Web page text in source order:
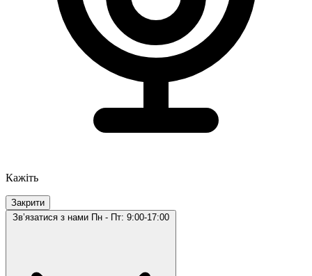
Кажіть
Закрити
Звʼязатися з нами Пн - Пт: 9:00-17:00